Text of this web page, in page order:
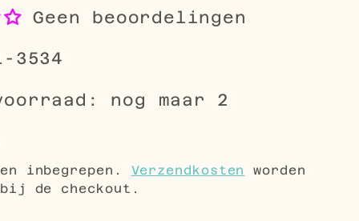
Geen beoordelingen
3534
nog maar 2
inbegrepen. Verzendkosten
worden
bij de checkout.